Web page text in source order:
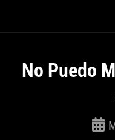
No Puedo